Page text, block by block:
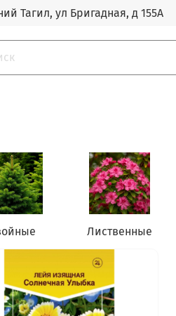
Тагил, ул Бригадная, д 155А
Лиственные